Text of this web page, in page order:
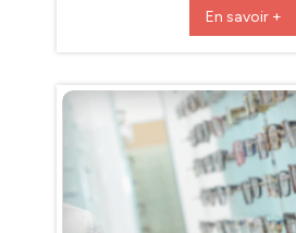
En savoir +